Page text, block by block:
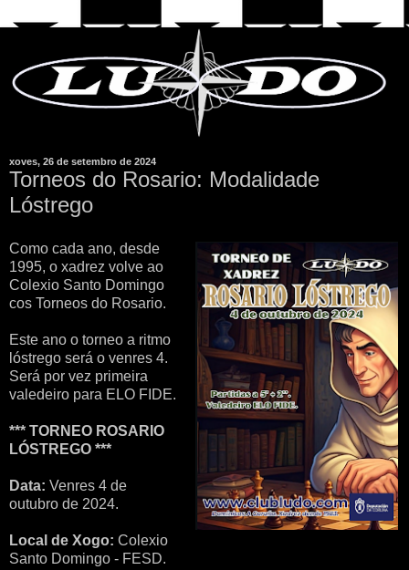
xoves, 26 de setembro de 2024
Torneos do Rosario: Modalidade
Lóstrego
Como cada ano, desde
1995, o xadrez volve ao
Colexio Santo Domingo
cos Torneos do Rosario.
Este ano o torneo a ritmo
lóstrego será o venres 4.
Será por vez primeira
valedeiro para ELO FIDE.
*** TORNEO ROSARIO
LÓSTREGO ***
Data: Venres 4 de
outubro de 2024.
Local de Xogo: Colexio
Santo Domingo - FESD.